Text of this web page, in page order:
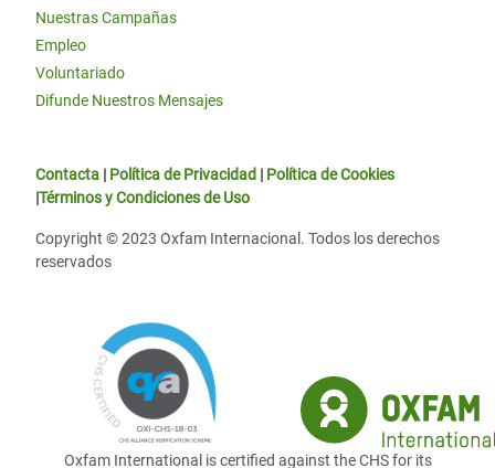
Nuestras Campañas
Empleo
Voluntariado
Difunde Nuestros Mensajes
Contacta | Política de Privacidad | Política de Cookies
|Términos y Condiciones de Uso
Copyright © 2023 Oxfam Internacional. Todos los derechos
reservados
Oxfam International is certified against the CHS for its